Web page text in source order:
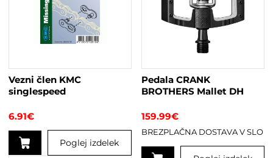
Vezni člen KMC
singlespeed
6.91€
Poglej izdelek
Pedala CRANK
BROTHERS Mallet DH
159.99€
BREZPLAČNA DOSTAVA V SLO